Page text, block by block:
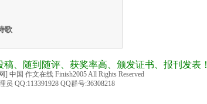
歌
、随到随评、获奖率高、颁发证书、报刊发表！
中国 作文在线 Finish2005 All Rights Reserved
员 QQ:113391928 QQ群号:36308218